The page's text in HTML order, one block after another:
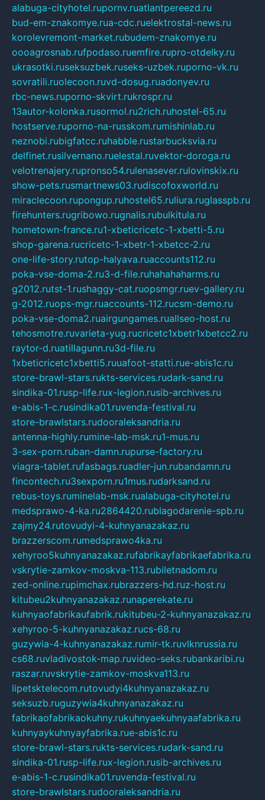
alabuga-cityhotel.rupornv.ruatlantpereezd.ru
bud-em-znakomye.rua-cdc.ruelektrostal-news.ru
korolevremont-market.rubudem-znakomye.ru
oooagrosnab.rufpodaso.ruemfire.rupro-otdelky.ru
ukrasotki.ruseksuzbek.ruseks-uzbek.ruporno-vk.ru
sovratili.ruolecoon.ruvd-dosug.ruadonyev.ru
rbc-news.ruporno-skvirt.rukrospr.ru
13autor-kolonka.rusormol.ru2rich.ruhostel-65.ru
hostserve.ruporno-na-russkom.rumishinlab.ru
neznobi.rubigfatcc.ruhabble.rustarbucksvia.ru
delfinet.rusilvernano.ruelestal.ruvektor-doroga.ru
velotrenajery.rupronso54.rulenasever.rulovinskix.ru
show-pets.rusmartnews03.rudiscofoxworld.ru
miraclecoon.rupongup.ruhostel65.ruliura.ruglasspb.ru
firehunters.rugribowo.rugnalis.rubulkitula.ru
hometown-france.ru1-xbeticricetc-1-xbetti-5.ru
shop-garena.rucricetc-1-xbetr-1-xbetcc-2.ru
one-life-story.rutop-halyava.ruaccounts112.ru
poka-vse-doma-2.ru3-d-file.ruhahahaharms.ru
g2012.rutst-1.rushaggy-cat.ruopsmgr.ruev-gallery.ru
g-2012.ruops-mgr.ruaccounts-112.rucsm-demo.ru
poka-vse-doma2.ruairgungames.ruallseo-host.ru
tehosmotre.ruvarieta-yug.rucricetc1xbetr1xbetcc2.ru
raytor-d.ruatillagunn.ru3d-file.ru
1xbeticricetc1xbetti5.ruuafoot-statti.rue-abis1c.ru
store-brawl-stars.rukts-services.rudark-sand.ru
sindika-01.rusp-life.rux-legion.rusib-archives.ru
e-abis-1-c.rusindika01.ruvenda-festival.ru
store-brawlstars.rudooraleksandria.ru
antenna-highly.rumine-lab-msk.ru1-mus.ru
3-sex-porn.ruban-damn.rupurse-factory.ru
viagra-tablet.rufasbags.ruadler-jun.rubandamn.ru
fincontech.ru3sexporn.ru1mus.rudarksand.ru
rebus-toys.ruminelab-msk.rualabuga-cityhotel.ru
medsprawo-4-ka.ru2864420.rublagodarenie-spb.ru
zajmy24.rutovudyi-4-kuhnyanazakaz.ru
brazzerscom.rumedsprawo4ka.ru
xehyroo5kuhnyanazakaz.rufabrikayfabrikaefabrika.ru
vskrytie-zamkov-moskva-113.rubiletnadom.ru
zed-online.rupimchax.rubrazzers-hd.ruz-host.ru
kitubeu2kuhnyanazakaz.runaperekate.ru
kuhnyaofabrikaufabrik.rukitubeu-2-kuhnyanazakaz.ru
xehyroo-5-kuhnyanazakaz.rucs-68.ru
guzywia-4-kuhnyanazakaz.rumir-tk.ruvlknrussia.ru
cs68.ruvladivostok-map.ruvideo-seks.rubankaribi.ru
raszar.ruvskrytie-zamkov-moskva113.ru
lipetsktelecom.rutovudyi4kuhnyanazakaz.ru
seksuzb.ruguzywia4kuhnyanazakaz.ru
fabrikaofabrikaokuhny.rukuhnyaekuhnyaafabrika.ru
kuhnyaykuhnyayfabrika.rue-abis1c.ru
store-brawl-stars.rukts-services.rudark-sand.ru
sindika-01.rusp-life.rux-legion.rusib-archives.ru
e-abis-1-c.rusindika01.ruvenda-festival.ru
store-brawlstars.rudooraleksandria.ru